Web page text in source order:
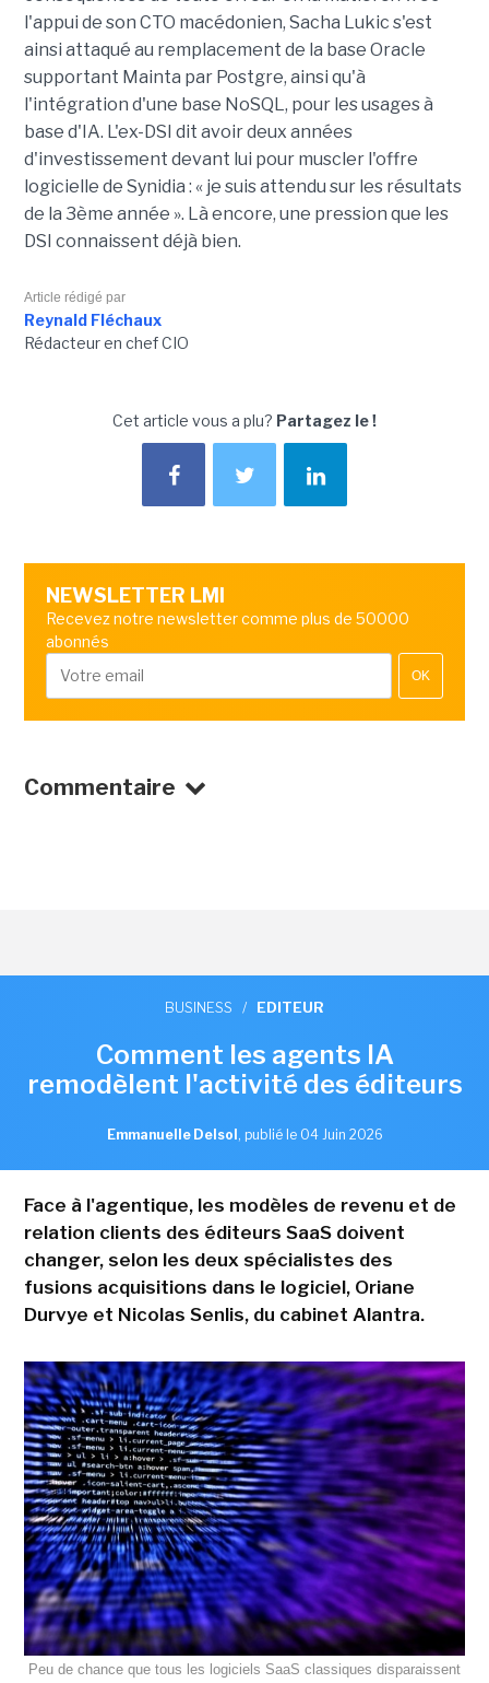
l'appui de son CTO macédonien, Sacha Lukic s'est
ainsi attaqué au remplacement de la base Oracle
supportant Mainta par Postgre, ainsi qu'à
l'intégration d'une base NoSQL, pour les usages à
base d'IA. L'ex-DSI dit avoir deux années
d'investissement devant lui pour muscler l'offre
logicielle de Synidia : « je suis attendu sur les résultats
de la 3ème année ». Là encore, une pression que les
DSI connaissent déjà bien.
Article rédigé par
Reynald Fléchaux
Rédacteur en chef CIO
Cet article vous a plu? Partagez le !
NEWSLETTER LMI
Recevez notre newsletter comme plus de 50000
abonnés
OK
Commentaire
BUSINESS / EDITEUR
Comment les agents IA
remodèlent l'activité des éditeurs
Emmanuelle Delsol , publié le 04 Juin 2026
Face à l'agentique, les modèles de revenu et de
relation clients des éditeurs SaaS doivent
changer, selon les deux spécialistes des
fusions acquisitions dans le logiciel, Oriane
Durvye et Nicolas Senlis, du cabinet Alantra.
Peu de chance que tous les logiciels SaaS classiques disparaissent